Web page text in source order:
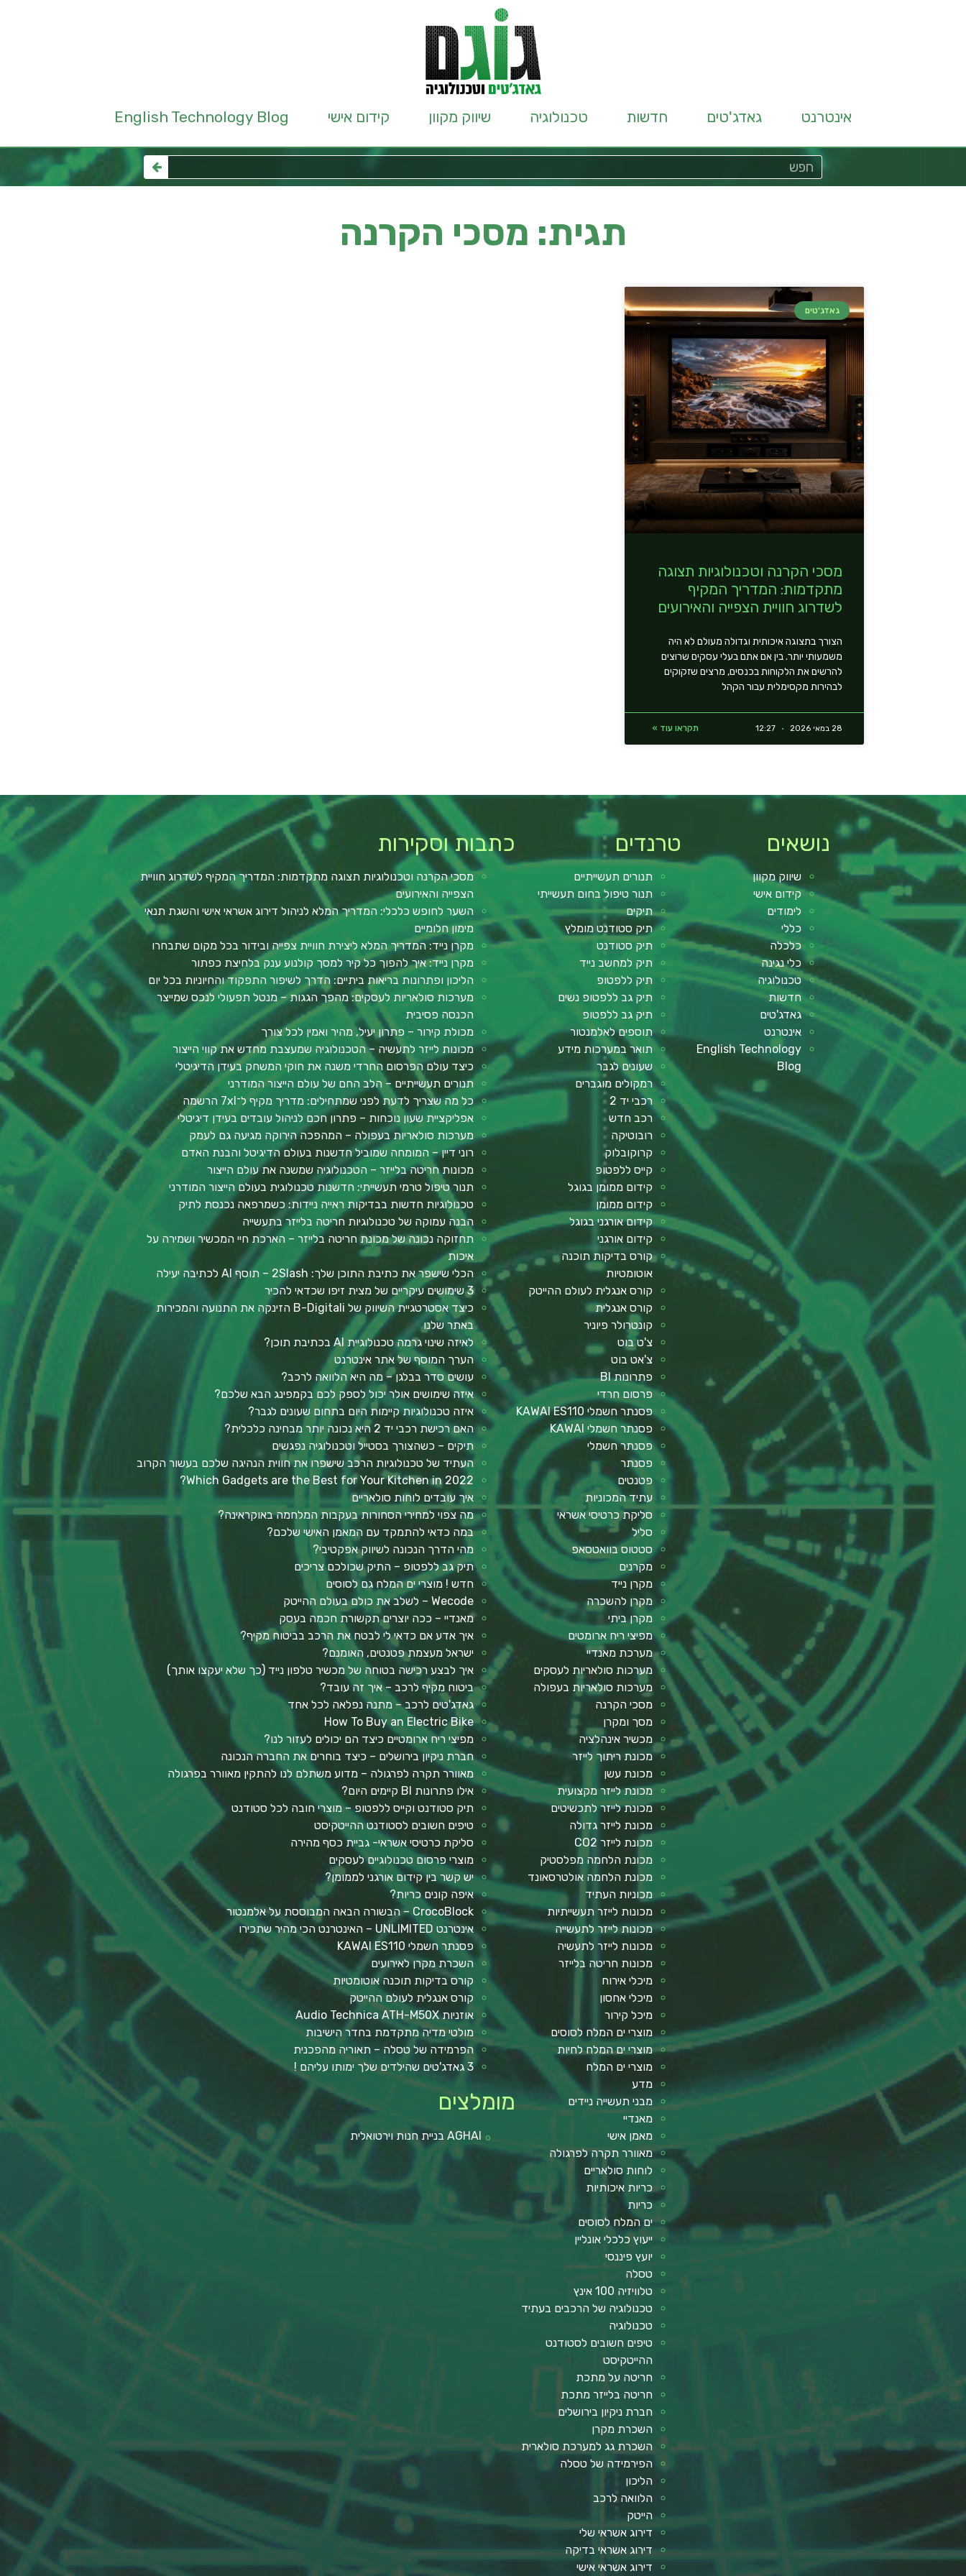
אינטרנט גאדג'טים חדשות טכנולוגיה שיווק מקוון קידום אישי English Technology Blog
תגית: מסכי הקרנה
גאדג'טים
מסכי הקרנה וטכנולוגיות תצוגה
מתקדמות: המדריך המקיף
לשדרוג חוויית הצפייה והאירועים
הצורך בתצוגה איכותית וגדולה מעולם לא היה
משמעותי יותר. בין אם אתם בעלי עסקים שרוצים
להרשים את הלקוחות בכנסים, מרצים שזקוקים
לבהירות מקסימלית עבור הקהל
תקראו עוד » 28 במאי 2026
נושאים
שיווק מקוון
קידום אישי
לימודים
כללי
כלכלה
כלי נגינה
טכנולוגיה
חדשות
גאדג'טים
אינטרנט
English Technology
Blog
טרנדים
תנורים תעשייתיים
תנור טיפול בחום תעשייתי
תיקים
תיק סטודנט מומלץ
תיק סטודנט
תיק למחשב נייד
תיק ללפטופ
תיק גב ללפטופ נשים
תיק גב ללפטופ
תוספים לאלמנטור
תואר במערכות מידע
שעונים לגבר
רמקולים מוגברים
רכבי יד 2
רכב חדש
רובוטיקה
קרוקובלוק
קייס ללפטופ
קידום ממומן בגוגל
קידום ממומן
קידום אורגני בגוגל
קידום אורגני
קורס בדיקות תוכנה
אוטומטיות
קורס אנגלית לעולם ההייטק
קורס אנגלית
קונטרולר פיוניר
צ'ט בוט
צ'אט בוט
פתרונות BI
פרסום חרדי
פסנתר חשמלי KAWAI ES110
פסנתר חשמלי KAWAI
פסנתר חשמלי
פסנתר
פטנטים
עתיד המכוניות
סליקת כרטיסי אשראי
סליל
סטטוס בוואטסאפ
מקרנים
מקרן נייד
מקרן להשכרה
מקרן ביתי
מפיצי ריח ארומטים
מערכת מאנדיי
מערכות סולאריות לעסקים
מערכות סולאריות בעפולה
מסכי הקרנה
מסך ומקרן
מכשיר אינהלציה
מכונת ריתוך לייזר
מכונת עשן
מכונת לייזר מקצועית
מכונת לייזר לתכשיטים
מכונת לייזר גדולה
מכונת לייזר CO2
מכונת הלחמה מפלסטיק
מכונת הלחמה אולטרסאונד
מכוניות העתיד
מכונות לייזר תעשייתיות
מכונות לייזר לתעשייה
מכונות לייזר לתעשיה
מכונות חריטה בלייזר
מיכלי אירוח
מיכלי אחסון
מיכל קירור
מוצרי ים המלח לסוסים
מוצרי ים המלח לחיות
מוצרי ים המלח
מדע
מבני תעשייה ניידים
מאנדיי
מאמן אישי
מאוורר תקרה לפרגולה
לוחות סולאריים
כריות איכותיות
כריות
ים המלח לסוסים
ייעוץ כלכלי אונליין
יועץ פיננסי
טסלה
טלוויזיה 100 אינץ
טכנולוגיה של הרכבים בעתיד
טכנולוגיה
טיפים חשובים לסטודנט
ההייטקיסט
חריטה על מתכת
חריטה בלייזר מתכת
חברת ניקיון בירושלים
השכרת מקרן
השכרת גג למערכת סולארית
הפירמידה של טסלה
הליכון
הלוואה לרכב
הייטק
דירוג אשראי שלי
דירוג אשראי בדיקה
דירוג אשראי אישי
כתבות וסקירות
מסכי הקרנה וטכנולוגיות תצוגה מתקדמות: המדריך המקיף לשדרוג חוויית
הצפייה והאירועים
השער לחופש כלכלי: המדריך המלא לניהול דירוג אשראי אישי והשגת תנאי
מימון חלומיים
מקרן נייד: המדריך המלא ליצירת חוויית צפייה ובידור בכל מקום שתבחרו
מקרן נייד: איך להפוך כל קיר למסך קולנוע ענק בלחיצת כפתור
הליכון ופתרונות בריאות ביתיים: הדרך לשיפור התפקוד והחיוניות בכל יום
מערכות סולאריות לעסקים: מהפך הגגות – מנטל תפעולי לנכס שמייצר
הכנסה פסיבית
מכולת קירור – פתרון יעיל, מהיר ואמין לכל צורך
מכונות לייזר לתעשיה – הטכנולוגיה שמעצבת מחדש את קווי הייצור
כיצד עולם הפרסום החרדי משנה את חוקי המשחק בעידן הדיגיטלי
תנורים תעשייתיים – הלב החם של עולם הייצור המודרני
כל מה שצריך לדעת לפני שמתחילים: מדריך מקיף ל־7xl הרשמה
אפליקציית שעון נוכחות – פתרון חכם לניהול עובדים בעידן דיגיטלי
מערכות סולאריות בעפולה – המהפכה הירוקה מגיעה גם לעמק
רוני דיין – המומחה שמוביל חדשנות בעולם הדיגיטל והבנת האדם
מכונות חריטה בלייזר – הטכנולוגיה שמשנה את עולם הייצור
תנור טיפול טרמי תעשייתי: חדשנות טכנולוגית בעולם הייצור המודרני
טכנולוגיות חדשות בבדיקות ראייה ניידות: כשמרפאה נכנסת לתיק
הבנה עמוקה של טכנולוגיות חריטה בלייזר בתעשייה
תחזוקה נכונה של מכונת חריטה בלייזר – הארכת חיי המכשיר ושמירה על
איכות
הכלי שישפר את כתיבת התוכן שלך: 2Slash – תוסף AI לכתיבה יעילה
3 שימושים עיקריים של מצית זיפו שכדאי להכיר
כיצד אסטרטגיית השיווק של B-Digitali הזינקה את התנועה והמכירות
באתר שלנו
לאיזה שינוי גרמה טכנולוגיית AI בכתיבת תוכן?
הערך המוסף של אתר אינטרנט
עושים סדר בבלגן – מה היא הלוואה לרכב?
איזה שימושים אולר יכול לספק לכם בקמפינג הבא שלכם?
איזה טכנולוגיות קיימות היום בתחום שעונים לגבר?
האם רכישת רכבי יד 2 היא נכונה יותר מבחינה כלכלית?
תיקים – כשהצורך בסטייל וטכנולוגיה נפגשים
העתיד של טכנולוגיות הרכב שישפרו את חווית הנהיגה שלכם בעשור הקרוב
Which Gadgets are the Best for Your Kitchen in 2022?
איך עובדים לוחות סולאריים
מה צפוי למחירי הסחורות בעקבות המלחמה באוקראינה?
במה כדאי להתמקד עם המאמן האישי שלכם?
מהי הדרך הנכונה לשיווק אפקטיבי?
תיק גב ללפטופ – התיק שכולכם צריכים
חדש ! מוצרי ים המלח גם לסוסים
Wecode – לשלב את כולם בעולם ההייטק
מאנדיי – ככה יוצרים תקשורת חכמה בעסק
איך אדע אם כדאי לי לבטח את הרכב בביטוח מקיף?
ישראל מעצמת פטנטים, האומנם?
איך לבצע רכישה בטוחה של מכשיר טלפון נייד (כך שלא יעקצו אותך)
ביטוח מקיף לרכב – איך זה עובד?
גאדג'טים לרכב – מתנה נפלאה לכל אחד
How To Buy an Electric Bike
מפיצי ריח ארומטיים כיצד הם יכולים לעזור לנו?
חברת ניקיון בירושלים – כיצד בוחרים את החברה הנכונה
מאוורר תקרה לפרגולה – מדוע משתלם לנו להתקין מאוורר בפרגולה
אילו פתרונות BI קיימים היום?
תיק סטודנט וקייס ללפטופ – מוצרי חובה לכל סטודנט
טיפים חשובים לסטודנט ההייטקיסט
סליקת כרטיסי אשראי- גביית כסף מהירה
מוצרי פרסום טכנולוגיים לעסקים
יש קשר בין קידום אורגני לממומן?
איפה קונים כריות?
CrocoBlock – הבשורה הבאה המבוססת על אלמנטור
אינטרנט UNLIMITED – האינטרנט הכי מהיר שתכירו
פסנתר חשמלי KAWAI ES110
השכרת מקרן לאירועים
קורס בדיקות תוכנה אוטומטיות
קורס אנגלית לעולם ההייטק
אוזניות Audio Technica ATH-M50X
מולטי מדיה מתקדמת בחדר הישיבות
הפרמידה של טסלה – תאוריה מהפכנית
3 גאדג'טים שהילדים שלך ימותו עליהם !
מומלצים
AGHAI בניית חנות וירטואלית